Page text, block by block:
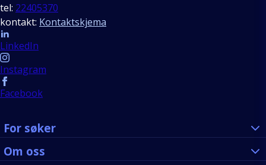
tel: 22405370
kontakt: Kontaktskjema
Follow us
LinkedIn
Instagram
Facebook
For søker
Om oss